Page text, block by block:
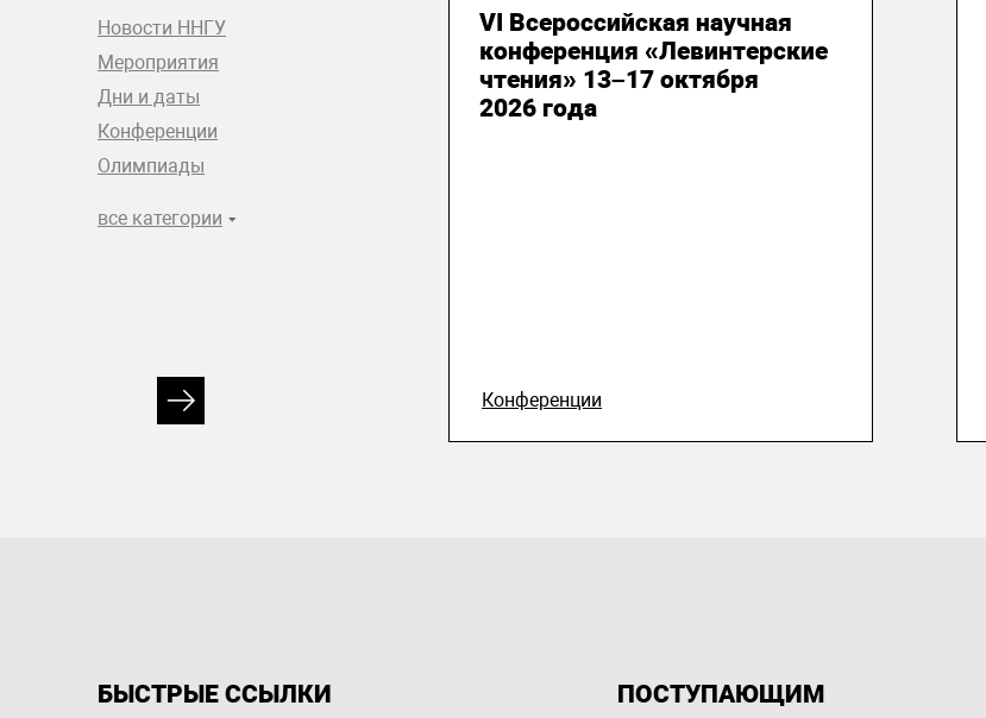
Новости ННГУ
Мероприятия
Дни и даты
Конференции
Олимпиады
все категории
VI Всероссийская научная
конференция «Левинтерские
чтения» 13–17 октября
2026 года
Конференции
БЫСТРЫЕ ССЫЛКИ ПОСТУПАЮЩИМ